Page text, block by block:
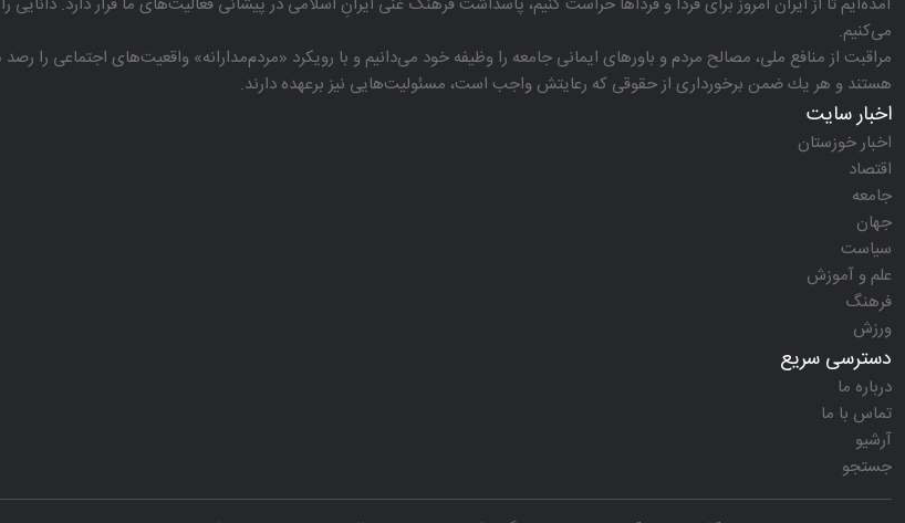
می‌كنیم.
مراقبت از منافع ملی، مصالح مردم و باورهای ایمانی جامعه را وظیفه خود می‌دانیم و با رویكرد «مردم‌مدارانه‌» واقعیت‌های اجتماعی را
هستند و هر یك ضمن برخورداری از حقوقی كه رعایتش واجب است، مسئولیت‌هایی نیز برعهده دارند.
اخبار سایت
اخبار خوزستان
اقتصاد
جامعه
جهان
سیاست
علم و آموزش
فرهنگ
ورزش
دسترسی سریع
درباره ما
تماس با ما
آرشیو
جستجو